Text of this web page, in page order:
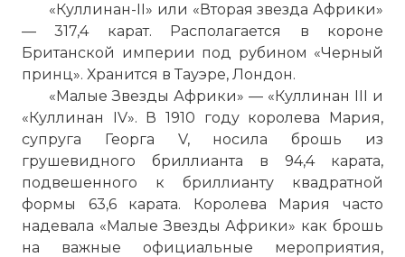
«Куллинан-II» или «Вторая звезда Африки»
— 317,4 карат. Располагается в короне
Британской империи под рубином «Черный
принц». Хранится в Тауэре, Лондон.
«Малые Звезды Африки» — «Куллинан III и
«Куллинан IV». В 1910 году королева Мария,
супруга Георга V, носила брошь из
грушевидного бриллианта в 94,4 карата,
подвешенного к бриллианту квадратной
формы 63,6 карата. Королева Мария часто
надевала «Малые Звезды Африки» как брошь
на важные официальные мероприятия,